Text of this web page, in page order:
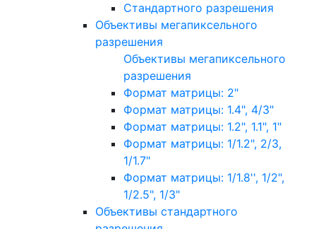
Стандартного разрешения
Объективы мегапиксельного
разрешения
Объективы мегапиксельного
разрешения
Формат матрицы: 2"
Формат матрицы: 1.4", 4/3"
Формат матрицы: 1.2", 1.1", 1"
Формат матрицы: 1/1.2", 2/3,
1/1.7"
Формат матрицы: 1/1.8'', 1/2",
1/2.5", 1/3"
Объективы стандартного